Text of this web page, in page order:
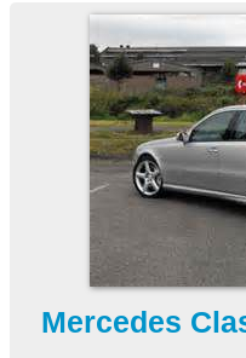
Mercedes